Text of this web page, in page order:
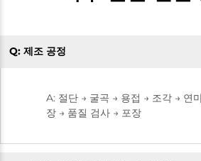
Q: 제조 공정
A: 절단 → 굴곡 → 용접 → 조각 → 연
장 → 품질 검사 → 포장